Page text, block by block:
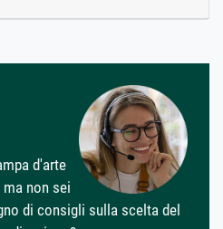
d'arte
non sei
di consigli sulla scelta del